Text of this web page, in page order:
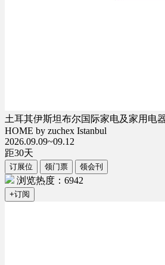
土耳其伊斯坦布尔国际家电及家用电
HOME by zuchex Istanbul
2026.09.09~09.12
距30天
订展位 领门票 领会刊
浏览热度：6942
+订阅